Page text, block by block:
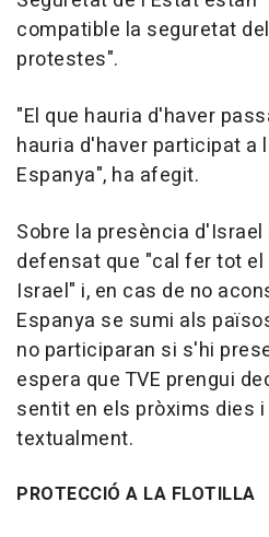
compatible la seguretat
protestes".
"El que hauria d'haver
hauria d'haver participat a
Espanya", ha afegit.
Sobre la presència d'Israel
defensat que "cal fer tot
Israel" i, en cas de no
Espanya se sumi als
no participaran si s'hi
espera que TVE prengui
sentit en els pròxims dies
textualment.
PROTECCIÓ A LA FLOTILLA